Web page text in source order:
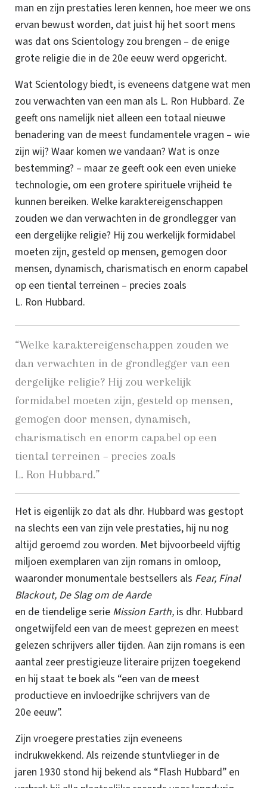
man en zijn prestaties leren kennen, hoe meer we ons
ervan bewust worden, dat juist hij het soort mens
was dat ons Scientology zou brengen – de enige
grote religie die in de 20e eeuw werd opgericht.
Wat Scientology biedt, is eveneens datgene wat men
zou verwachten van een man als L. Ron Hubbard. Ze
geeft ons namelijk niet alleen een totaal nieuwe
benadering van de meest fundamentelevragen – wie
zijn wij? Waar komen we vandaan? Wat is onze
bestemming? – maar ze geeft ook een even unieke
technologie, om een grotere spirituele vrijheid te
kunnen bereiken. Welke karaktereigenschappen
zouden we dan verwachten in de grondlegger van
een dergelijke religie? Hij zou werkelijk formidabel
moeten zijn, gesteld op mensen, gemogen door
mensen, dynamisch, charismatisch en enorm capabel
op een tiental terreinen – precies zoals
L. Ron Hubbard.
“Welke karaktereigenschappen zouden we
dan verwachten in de grondlegger van een
dergelijke religie? Hij zou werkelijk
formidabel moeten zijn, gesteld op mensen,
gemogen door mensen, dynamisch,
charismatisch en enorm capabel op een
tiental terreinen – precies zoals
L. Ron Hubbard.”
Het is eigenlijk zo dat als dhr. Hubbard was gestopt
na slechts een van zijn vele prestaties, hij nu nog
altijd geroemd zou worden. Met bijvoorbeeld vijftig
miljoen exemplaren van zijn romans in omloop,
waaronder monumentale bestsellers als Fear, Final
Blackout, De Slag om de Aarde
en de tiendelige serie Mission Earth, is dhr. Hubbard
ongetwijfeld een van de meest geprezen en meest
gelezen schrijvers aller tijden. Aan zijn romans is een
aantal zeer prestigieuze literaire prijzen toegekend
en hij staat te boek als “een van de meest
productieve en invloedrijke schrijvers van de
20e eeuw”.
Zijn vroegere prestaties zijn eveneens
indrukwekkend. Als reizende stuntvlieger in de
jaren 1930 stond hij bekend als “Flash Hubbard” en